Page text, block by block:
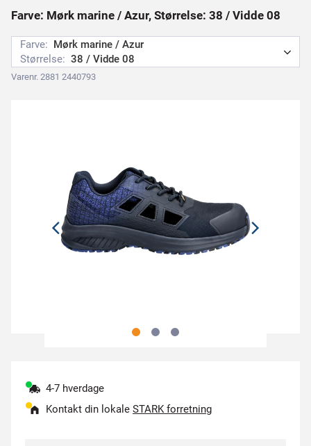
Farve: Mørk marine / Azur, Størrelse: 38 / Vidde 08
Farve: Mørk marine / Azur
Størrelse: 38 / Vidde 08
Varenr. 2881 2440793
4-7 hverdage
Kontakt din lokale STARK forretning